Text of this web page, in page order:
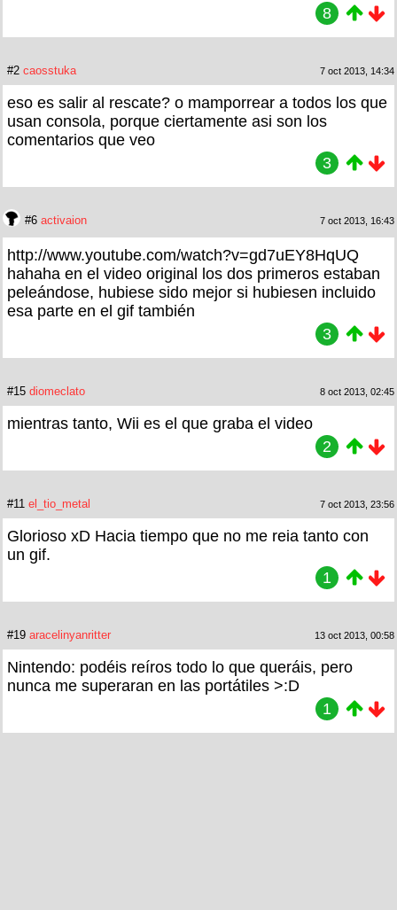
8
#2 caosstuka 7 oct 2013, 14:34
eso es salir al rescate? o mamporrear a todos los que
usan consola, porque ciertamente asi son los
comentarios que veo
3
#6 activaion 7 oct 2013, 16:43
http://www.youtube.com/watch?v=gd7uEY8HqUQ
hahaha en el video original los dos primeros estaban
peleándose, hubiese sido mejor si hubiesen incluido
esa parte en el gif también
3
#15 diomeclato 8 oct 2013, 02:45
mientras tanto, Wii es el que graba el video
2
#11 el_tio_metal 7 oct 2013, 23:56
Glorioso xD Hacia tiempo que no me reia tanto con
un gif.
1
#19 aracelinyanritter 13 oct 2013, 00:58
Nintendo: podéis reíros todo lo que queráis, pero
nunca me superaran en las portátiles >:D
1